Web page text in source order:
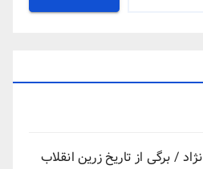
/ برگی از تاریخ زرین انقلاب